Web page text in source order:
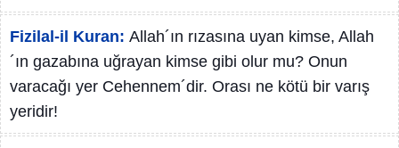
Fizilal-il Kuran: Allah´ın rızasına uyan kimse, Allah
´ın gazabına uğrayan kimse gibi olur mu? Onun
varacağı yer Cehennem´dir. Orası ne kötü bir varış
yeridir!